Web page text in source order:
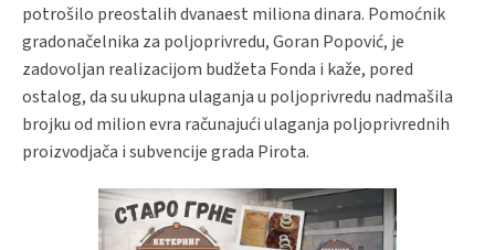
potrošilo preostalih dvanaest miliona dinara. Pomoćnik
gradonačelnika za poljoprivredu, Goran Popović, je
zadovoljan realizacijom budžeta Fonda i kaže, pored
ostalog, da su ukupna ulaganja u poljoprivredu nadmašila
brojku od milion evra računajući ulaganja poljoprivrednih
proizvodjača i subvencije grada Pirota.